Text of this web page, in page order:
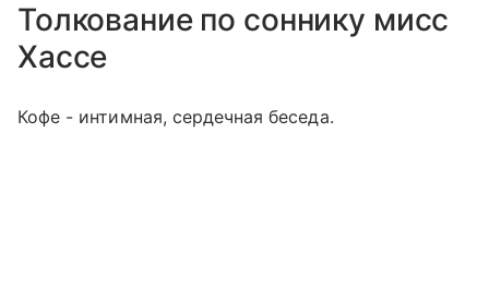
Толкование по соннику мисс
Хассе
Кофе - интимная, сердечная беседа.